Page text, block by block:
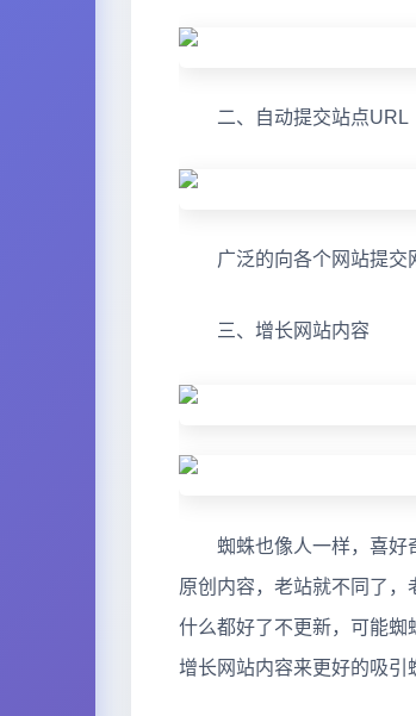
二、自动提交站点URL
广泛的向各个网站提交网
三、增长网站内容
蜘蛛也像人一样，喜好奇
原创内容，老站就不同了
什么都好了不更新，可能
增长网站内容来更好的吸引